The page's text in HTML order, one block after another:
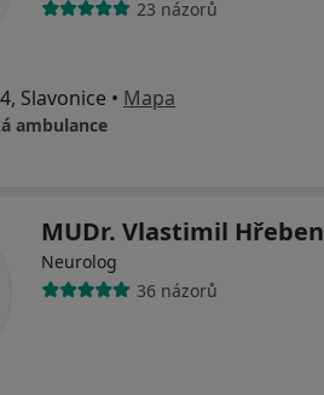
23 názorů
Slavonice • Mapa
ambulance
MUDr. Vlastimil Hřeben
Neurolog
36 názorů